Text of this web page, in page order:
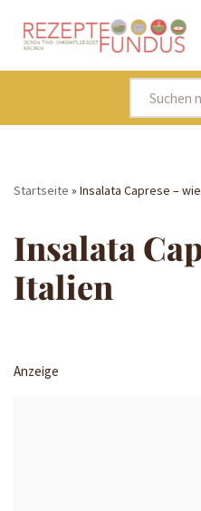
Zum
Inhalt
Startseite » Insalata Caprese –
Insalata
Italien
Anzeige